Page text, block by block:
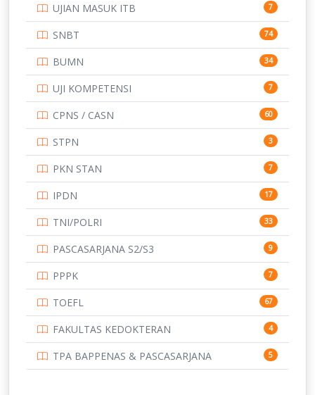
STIP 2
153
345
UNIVERSITAS AIRLANGGA 15
16
15
15
14
14
UNIVERSITAS CENDRAWASIH 14
15
219
11
134
UJIAN MASUK ITB 7
SNBT 74
BUMN 34
UJI KOMPETENSI 7
CPNS / CASN 60
STPN 3
PKN STAN 7
IPDN 17
TNI/POLRI 33
PASCASARJANA S2/S3 9
PPPK 7
TOEFL 67
FAKULTAS KEDOKTERAN 4
TPA BAPPENAS & PASCASARJANA 5